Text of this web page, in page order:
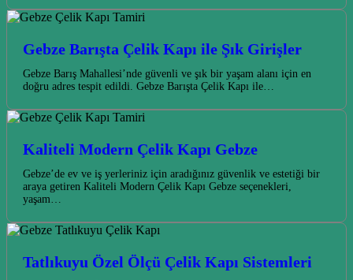
Gebze Barışta Çelik Kapı ile Şık Girişler
Gebze Barış Mahallesi’nde güvenli ve şık bir yaşam alanı için en
doğru adres tespit edildi. Gebze Barışta Çelik Kapı ile…
Kaliteli Modern Çelik Kapı Gebze
Gebze’de ev ve iş yerleriniz için aradığınız güvenlik ve estetiği bir
araya getiren Kaliteli Modern Çelik Kapı Gebze seçenekleri,
yaşam…
Tatlıkuyu Özel Ölçü Çelik Kapı Sistemleri